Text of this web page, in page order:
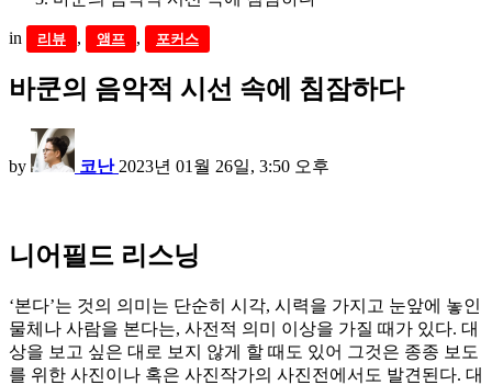
in 리뷰 , 앰프 , 포커스
바쿤의 음악적 시선 속에 침잠하다
by 코난 2023년 01월 26일, 3:50 오후
니어필드 리스닝
‘본다’는 것의 의미는 단순히 시각, 시력을 가지고 눈앞에 놓인
물체나 사람을 본다는, 사전적 의미 이상을 가질 때가 있다. 대
상을 보고 싶은 대로 보지 않게 할 때도 있어 그것은 종종 보도
를 위한 사진이나 혹은 사진작가의 사진전에서도 발견된다. 대